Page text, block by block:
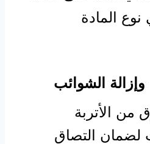
المادة
من الأتربة
لضمان التصاق